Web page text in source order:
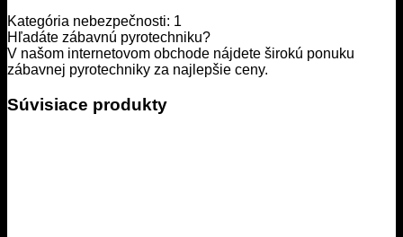
Kategória nebezpečnosti: 1
Hľadáte zábavnú pyrotechniku?
V našom internetovom obchode nájdete širokú ponuku
zábavnej pyrotechniky za najlepšie ceny.
Súvisiace produkty